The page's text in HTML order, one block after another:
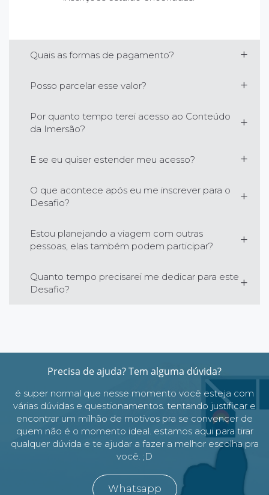
Quais as formas de pagamento?
Posso parcelar esse valor?
Por quanto tempo terei acesso ao Conteúdo
da Imersão?
E se eu quiser estender meu acesso?
O que acontece após eu me inscrever para o
Desafio?
Estou planejando a viagem com outras
pessoas, elas também podem participar?
Quanto tempo precisarei me dedicar para este
Desafio?
Precisa de ajuda? Tem alguma dúvida?
é super normal que nesse momento você esteja com
várias dúvidas e questionamentos. tentando justificar e
encontrar um milhão de motivos pra se convencer de
quem não é o momento ideal. estamos aqui para tirar
qualquer dúvida e te ajudar a fazer a melhor escolha pra
você. ;D
Whatsapp